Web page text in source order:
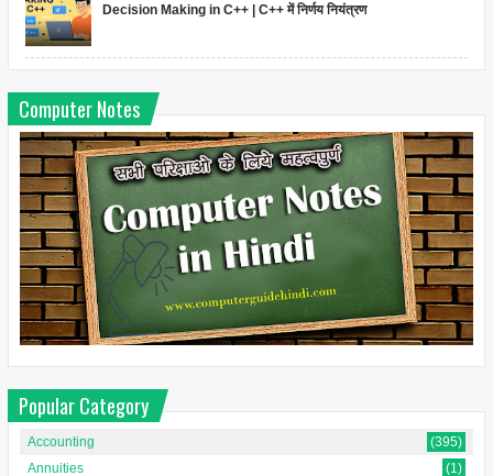
Decision Making in C++ | C++ में निर्णय नियंत्रण
Computer Notes
Popular Category
Accounting
(395)
Annuities
(1)